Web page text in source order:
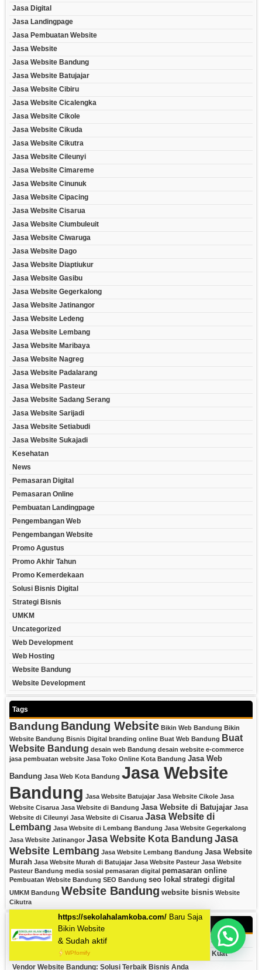
Jasa Digital
Jasa Landingpage
Jasa Pembuatan Website
Jasa Website
Jasa Website Bandung
Jasa Website Batujajar
Jasa Website Cibiru
Jasa Website Cicalengka
Jasa Website Cikole
Jasa Website Cikuda
Jasa Website Cikutra
Jasa Website Cileunyi
Jasa Website Cimareme
Jasa Website Cinunuk
Jasa Website Cipacing
Jasa Website Cisarua
Jasa Website Ciumbuleuit
Jasa Website Ciwaruga
Jasa Website Dago
Jasa Website Diaptiukur
Jasa Website Gasibu
Jasa Website Gegerkalong
Jasa Website Jatinangor
Jasa Website Ledeng
Jasa Website Lembang
Jasa Website Maribaya
Jasa Website Nagreg
Jasa Website Padalarang
Jasa Website Pasteur
Jasa Website Sadang Serang
Jasa Website Sarijadi
Jasa Website Setiabudi
Jasa Website Sukajadi
Kesehatan
News
Pemasaran Digital
Pemasaran Online
Pembuatan Landingpage
Pengembangan Web
Pengembangan Website
Promo Agustus
Promo Akhir Tahun
Promo Kemerdekaan
Solusi Bisnis Digital
Strategi Bisnis
UMKM
Uncategorized
Web Development
Web Hosting
Website Bandung
Website Development
Tags
Bandung Bandung Website Bikin Web Bandung Bikin
Website Bandung Bisnis Digital branding online Buat Web Bandung Buat
Website Bandung desain web Bandung desain website e-commerce
jasa pembuatan website Jasa Toko Online Kota Bandung Jasa Web
Bandung Jasa Web Kota Bandung Jasa Website
Bandung Jasa Website Batujajar Jasa Website Cikole Jasa
Website Cisarua Jasa Website di Bandung Jasa Website di Batujajar Jasa
Website di Cileunyi Jasa Website di Cisarua Jasa Website di
Lembang Jasa Website di Lembang Bandung Jasa Website Gegerkalong
Jasa Website Jatinangor Jasa Website Kota Bandung Jasa
Website Lembang Jasa Website Lembang Bandung Jasa Website
Murah Jasa Website Murah di Batujajar Jasa Website Pasteur Jasa Website
Pasteur Bandung media sosial pemasaran digital pemasaran online
Pembuatan Website Bandung SEO Bandung seo lokal strategi digital
UMKM Bandung Website Bandung website bisnis Website
Cikutra
Digital Agency Bandung Terbaik: Kembangkan Bisnis Anda 2026
Jasa Website Organisasi Bandung: Bangun Identitas Digital Kuat
Vendor Website Bandung: Solusi Terbaik Bisnis Anda
Mau Bikin Website Apa Kak?
https://sekolahalamkoba.com/
Bikin Website